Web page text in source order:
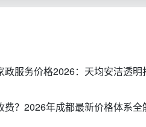
常保洁按时计费：常规3小时
清洁剂、基础工具，无需业主自
小时买保洁最划算？
适合按小时下单。以下是一张实
政服务价格2026：天均安洁透
费？2026年成都最新价格体系